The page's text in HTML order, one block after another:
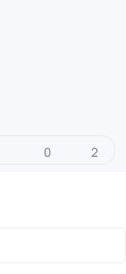
0 2